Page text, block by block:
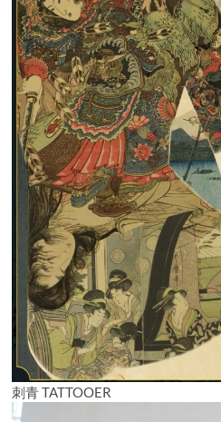
開
け
る
刺青 TATTOOER